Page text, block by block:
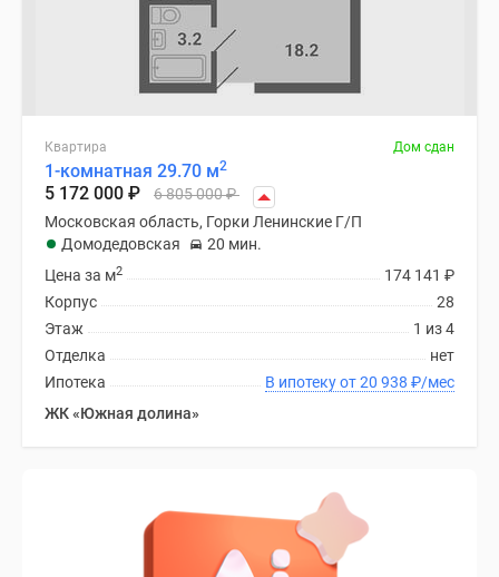
Квартира Дом сдан
1-комнатная 29.70 м2
5 172 000 ₽ 6 805 000₽
Московская область, Горки Ленинские Г/П
Домодедовская
20 мин.
174 141 ₽
Цена за м2
28
Корпус
1 из 4
Этаж
нет
Отделка
В ипотеку от 20 938 ₽/мес
Ипотека
ЖК «Южная долина»